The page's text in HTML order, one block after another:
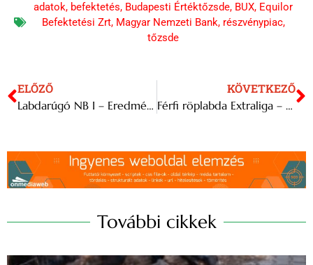
adatok, befektetés, Budapesti Értéktőzsde, BUX, Equilor
Befektetési Zrt, Magyar Nemzeti Bank, részvénypiac,
tőzsde
ELŐZŐ
Labdarúgó NB I – Eredmények és tabella
KÖVETKEZŐ
Férfi röplabda Extraliga – Nagy csatában nyert a DEAC
További cikkek